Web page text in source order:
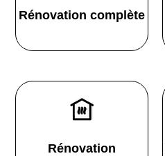
Rénovation complète
Rénovation